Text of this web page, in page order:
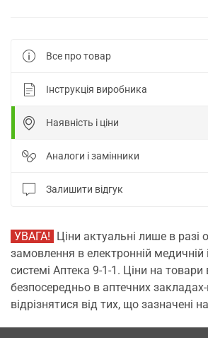
Все про товар
Інструкція виробника
Наявність і ціни
Аналоги і замінники
Залишити відгук
УВАГА! Ціни актуальні лише в
замовлення в електронній медичній
системі Аптека 9-1-1. Ціни на товари
безпосередньо в аптечних
відрізнятися від тих, що зазначені